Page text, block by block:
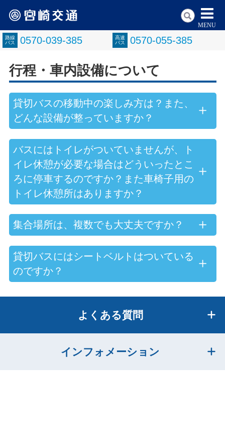
路線
バス
0570-039-385
高速
バス
0570-055-385
MENU
行程・車内設備について
貸切バスの移動中の楽しみ方は？また、
どんな設備が整っていますか？
バスにはトイレがついていませんが、ト
イレ休憩が必要な場合はどういったとこ
ろに停車するのですか？また車椅子用の
トイレ休憩所はありますか？
集合場所は、複数でも大丈夫ですか？
貸切バスにはシートベルトはついている
のですか？
よくある質問
インフォメーション